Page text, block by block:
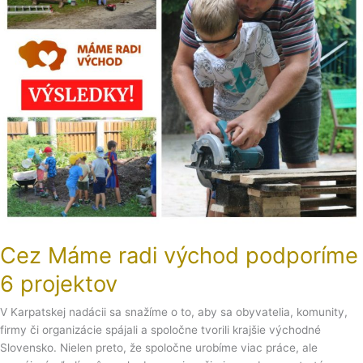
Cez Máme radi východ podporíme
6 projektov
V Karpatskej nadácii sa snažíme o to, aby sa obyvatelia, komunity,
firmy či organizácie spájali a spoločne tvorili krajšie východné
Slovensko. Nielen preto, že spoločne urobíme viac práce, ale